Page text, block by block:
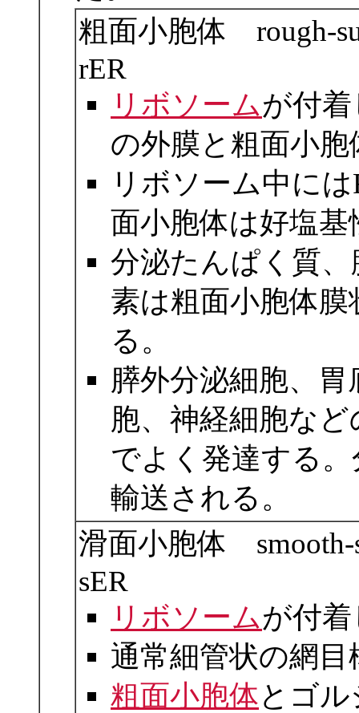
粗面小胞体 rough-
rER
リボソームが付
の外膜と粗面小
リボソーム中に
面小胞体は好塩
分泌たんぱく質
素は粗面小胞体
る。
膵外分泌細胞、
胞、神経細胞な
でよく発達する
輸送される。
滑面小胞体 smooth-
sER
リボソームが付
通常細管状の網
粗面小胞体とゴ